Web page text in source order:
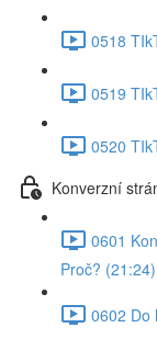
0518
0519
0520
Konverzní
0601
Proč? (21:24)
0602 Do